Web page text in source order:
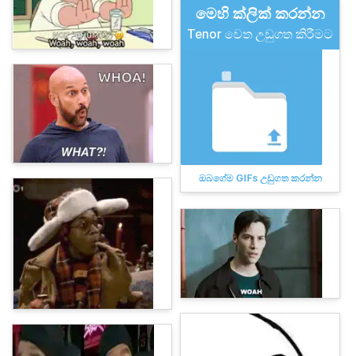
මෙහි ක්ලික් කරන්න
Tenor වෙත උඩුගත කිරීමට
ඔබගේම GIFs උඩුගත කරන්න